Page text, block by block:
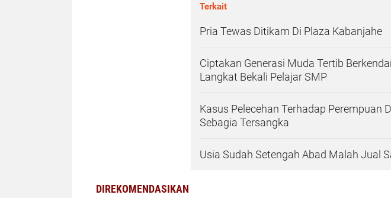
Terkait
Pria Tewas Ditikam Di Plaza Kabanjahe
Ciptakan Generasi Muda Tertib
Langkat Bekali Pelajar SMP
Kasus Pelecehan Terhadap Perempuan
Sebagia Tersangka
Usia Sudah Setengah Abad Malah Jual
DIREKOMENDASIKAN